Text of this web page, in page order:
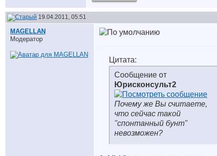
19.04.2011, 05:51
MAGELLAN
Модератор
Цитата:
Сообщение от
Юрисконсульт2
Почему же Вы считаете,
что сейчас такой
"спонтанный бунт"
невозможен?